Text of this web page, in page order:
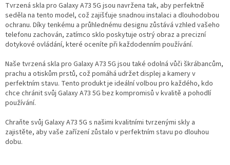
Tvrzená skla pro Galaxy A73 5G jsou navržena tak, aby perfektně
seděla na tento model, což zajišťuje snadnou instalaci a dlouhodobou
ochranu. Díky tenkému a průhlednému designu zůstává vzhled vašeho
telefonu zachován, zatímco sklo poskytuje ostrý obraz a precizní
dotykové ovládání, které oceníte při každodenním používání.
Naše tvrzená skla pro Galaxy A73 5G jsou také odolná vůči škrábancům,
prachu a otiskům prstů, což pomáhá udržet displej a kamery v
perfektním stavu. Tento produkt je ideální volbou pro každého, kdo
chce chránit svůj Galaxy A73 5G bez kompromisů v kvalitě a pohodlí
používání.
Chraňte svůj Galaxy A73 5G s našimi kvalitními tvrzenými skly a
zajistěte, aby vaše zařízení zůstalo v perfektním stavu po dlouhou
dobu.